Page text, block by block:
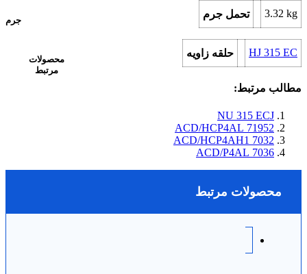
جرم
تحمل جرم 3.32 kg
محصولات
مرتبط
حلقه زاویه HJ 315 EC
مطالب مرتبط:
NU 315 ECJ
71952 ACD/HCP4AL
7032 ACD/HCP4AH1
7036 ACD/P4AL
محصولات مرتبط